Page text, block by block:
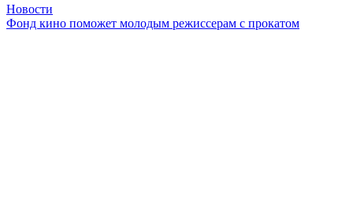
Новости
Фонд кино поможет молодым режиссерам с прокатом